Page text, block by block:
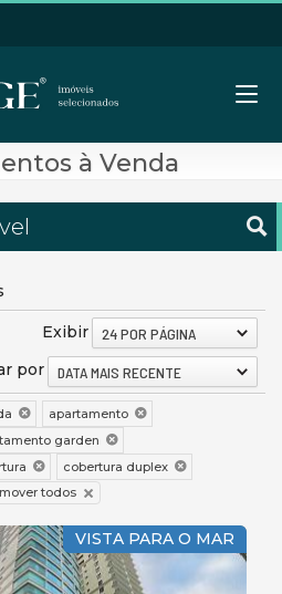
à Venda
Exibir 24 POR PÁGINA
por DATA MAIS RECENTE
apartamento
garden
cobertura duplex
todos
VISTA PARA O MAR